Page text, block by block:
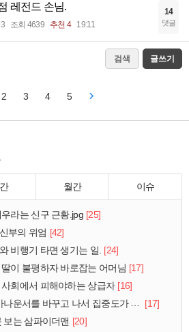
레전드 손님.
조회 4639 추천 4 19:11
14
댓글
검색 글쓰기
2 3 4 5
월간 이슈
라는 신구 근황.jpg [25]
부의 위엄 [42]
비행기 타면 생기는 일. [24]
이 불평하자 바로잡는 어머님 [17]
회에서 피해야하는 상급자 [16]
꾸고 나서 집중도가 확 올라갔다는 한 아파트의 안내방송
[17]
보는 삼파이더맨 [20]